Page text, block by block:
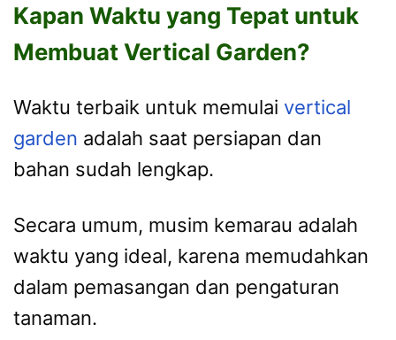
Kapan Waktu yang Tepat untuk
Membuat Vertical Garden?
Waktu terbaik untuk memulai vertical
garden adalah saat persiapan dan
bahan sudah lengkap.
Secara umum, musim kemarau adalah
waktu yang ideal, karena memudahkan
dalam pemasangan dan pengaturan
tanaman.